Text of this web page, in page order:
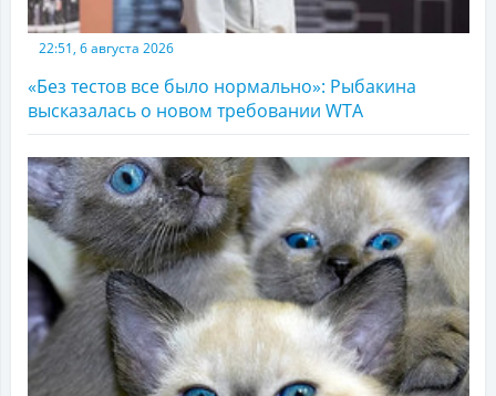
22:51, 6 августа 2026
«Без тестов все было нормально»: Рыбакина
высказалась о новом требовании WTA